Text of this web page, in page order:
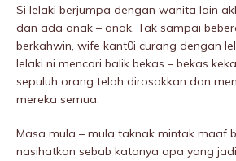
Si lelaki berjumpa dengan wanita lain
dan ada anak – anak. Tak sampai
berkahwin, wife kant0i curang dengan
lelaki ni mencari balik bekas – bekas
sepuluh orang telah dirosakkan dan
mereka semua.
Masa mula – mula taknak mintak maaf
nasihatkan sebab katanya apa yang